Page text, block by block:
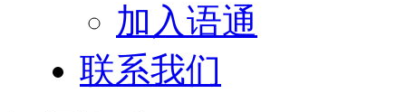
加入语通
联系我们